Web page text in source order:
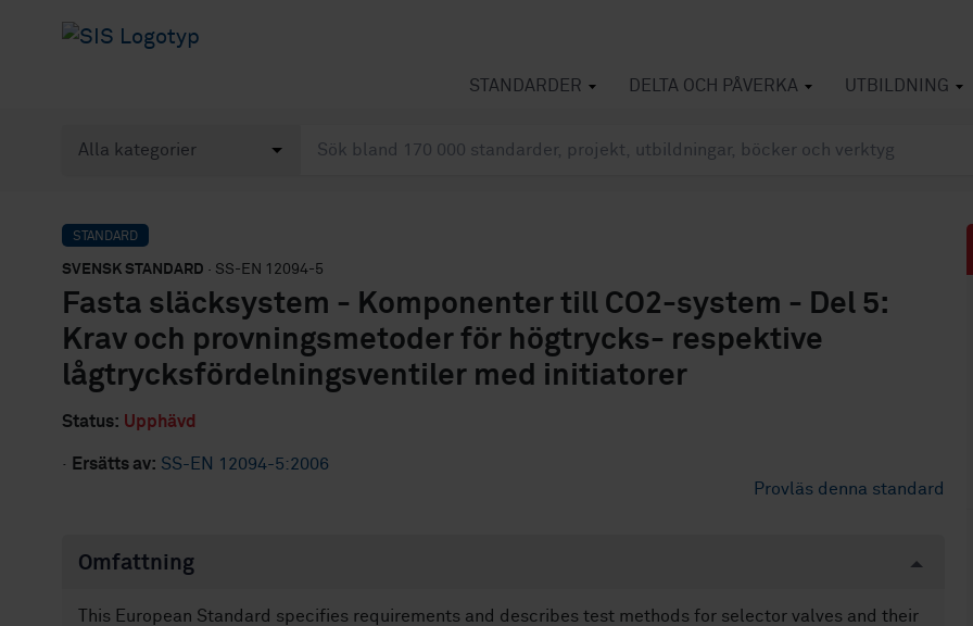
STANDARDER DELTA OCH PÅVERKA UTBILDNING
STANDARD
SVENSK STANDARD · SS-EN 12094-5
Fasta släcksystem - Komponenter till CO2-system - Del 5:
Krav och provningsmetoder för högtrycks- respektive
lågtrycksfördelningsventiler med initiatorer
Status: Upphävd
· Ersätts av: SS-EN 12094-5:2006
Provläs denna standard
Omfattning
This European Standard specifies requirements and describes test methods for selector valves and their